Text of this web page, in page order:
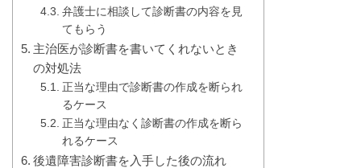
弁護士に相談して診断書の内容を見
てもらう
主治医が診断書を書いてくれないとき
の対処法
正当な理由で診断書の作成を断られ
るケース
正当な理由なく診断書の作成を断ら
れるケース
後遺障害診断書を入手した後の流れ